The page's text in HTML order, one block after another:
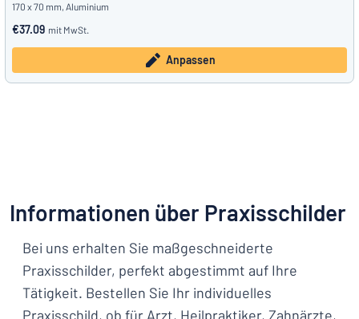
170 x 70 mm, Aluminium
€37.09 mit MwSt.
Anpassen
Informationen über Praxisschilder
Bei uns erhalten Sie maßgeschneiderte
Praxisschilder, perfekt abgestimmt auf Ihre
Tätigkeit. Bestellen Sie Ihr individuelles
Praxisschild, ob für Arzt, Heilpraktiker, Zahnärzte,